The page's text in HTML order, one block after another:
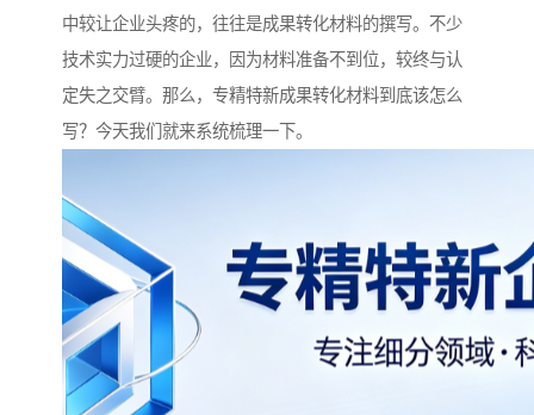
中较让企业头疼的，往往是成果转化材料的撰写。不少
技术实力过硬的企业，因为材料准备不到位，较终与认
定失之交臂。那么，专精特新成果转化材料到底该怎么
写？今天我们就来系统梳理一下。